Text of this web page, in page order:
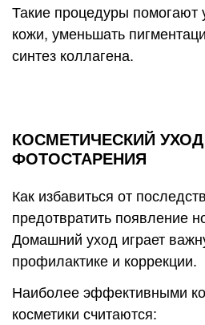
Такие процедуры помогают
кожи, уменьшать
синтез коллагена.
КОСМЕТИЧЕСКИЙ
ФОТОСТАРЕНИЯ
Как избавиться от
предотвратить появление
Домашний уход играет
профилактике и коррекции.
Наиболее эффективными
косметики считаются: